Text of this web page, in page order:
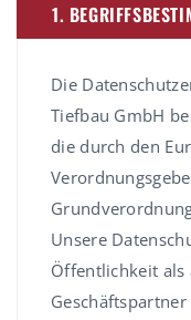
1.
Die
Tiefbau GmbH
die durch den
Unsere
Öffentlichkeit als